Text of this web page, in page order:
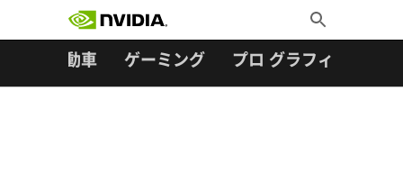
Toggle
Search
自動車 ゲーミング プロ グラフィックス